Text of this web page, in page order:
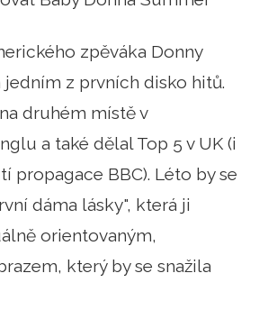
zpěváka Donny
z prvních disko hitů.
druhém místě v
a také dělal Top 5 v UK (i
propagace BBC). Léto by se
dáma lásky", která ji
orientovaným,
který by se snažila